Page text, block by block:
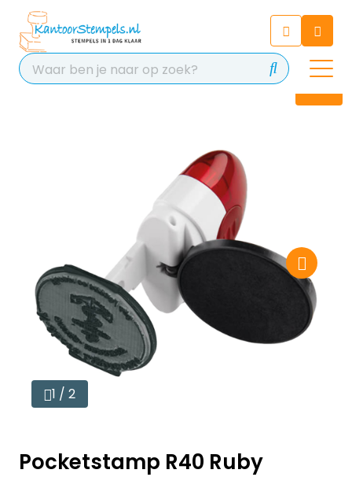
Chat 24/7 met onze chatbot
voor hulp
Contact
1 / 2
Pocketstamp R40 Ruby